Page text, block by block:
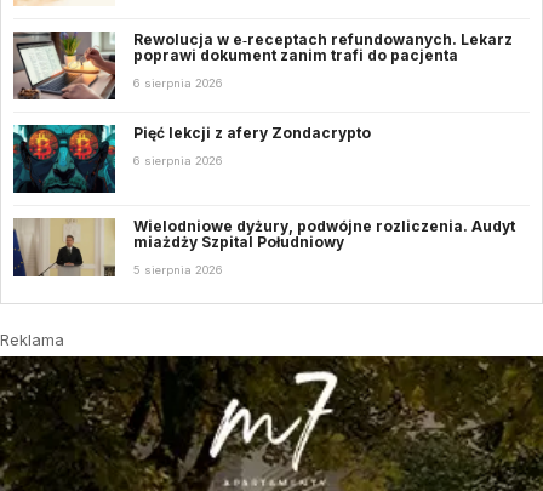
Rewolucja w e‑receptach refundowanych. Lekarz
poprawi dokument zanim trafi do pacjenta
6 sierpnia 2026
Pięć lekcji z afery Zondacrypto
6 sierpnia 2026
Wielodniowe dyżury, podwójne rozliczenia. Audyt
miażdży Szpital Południowy
5 sierpnia 2026
Reklama